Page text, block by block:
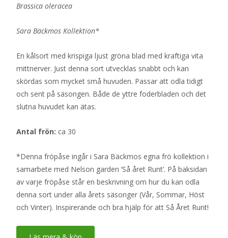
Brassica oleracea
Sara Bäckmos Kollektion*
En kålsort med krispiga ljust gröna blad med kraftiga vita
mittnerver. Just denna sort utvecklas snabbt och kan
skördas som mycket små huvuden. Passar att odla tidigt
och sent på säsongen. Både de yttre foderbladen och det
slutna huvudet kan ätas.
Antal frön: ca 30
*Denna fröpåse ingår i Sara Bäckmos egna frö kollektion i
samarbete med Nelson garden ‘Så året Runt’. På baksidan
av varje fröpåse står en beskrivning om hur du kan odla
denna sort under alla årets säsonger (Vår, Sommar, Höst
och Vinter). Inspirerande och bra hjälp för att Så Året Runt!